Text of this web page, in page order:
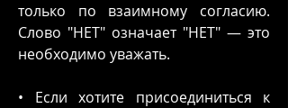
только по взаимному согласию.
Слово "НЕТ" означает "НЕТ" — это
необходимо уважать.
• Если хотите присоединиться к